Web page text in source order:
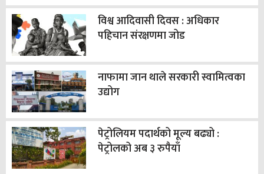
विश्व आदिवासी दिवस : अधिकार
पहिचान संरक्षणमा जोड
नाफामा जान थाले सरकारी स्वामित्वका
उद्योग
पेट्रोलियम पदार्थको मूल्य बढ्यो :
पेट्रोलको अब ३ रुपैयाँ